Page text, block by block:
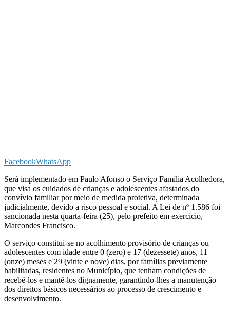
FacebookWhatsApp
Será implementado em Paulo Afonso o Serviço Família Acolhedora,
que visa os cuidados de crianças e adolescentes afastados do
convívio familiar por meio de medida protetiva, determinada
judicialmente, devido a risco pessoal e social. A Lei de nº 1.586 foi
sancionada nesta quarta-feira (25), pelo prefeito em exercício,
Marcondes Francisco.
O serviço constitui-se no acolhimento provisório de crianças ou
adolescentes com idade entre 0 (zero) e 17 (dezessete) anos, 11
(onze) meses e 29 (vinte e nove) dias, por famílias previamente
habilitadas, residentes no Município, que tenham condições de
recebê-los e mantê-los dignamente, garantindo-lhes a manutenção
dos direitos básicos necessários ao processo de crescimento e
desenvolvimento.